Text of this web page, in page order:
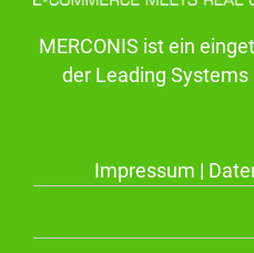
MERCONIS ist ein
der Leading
Impressum |